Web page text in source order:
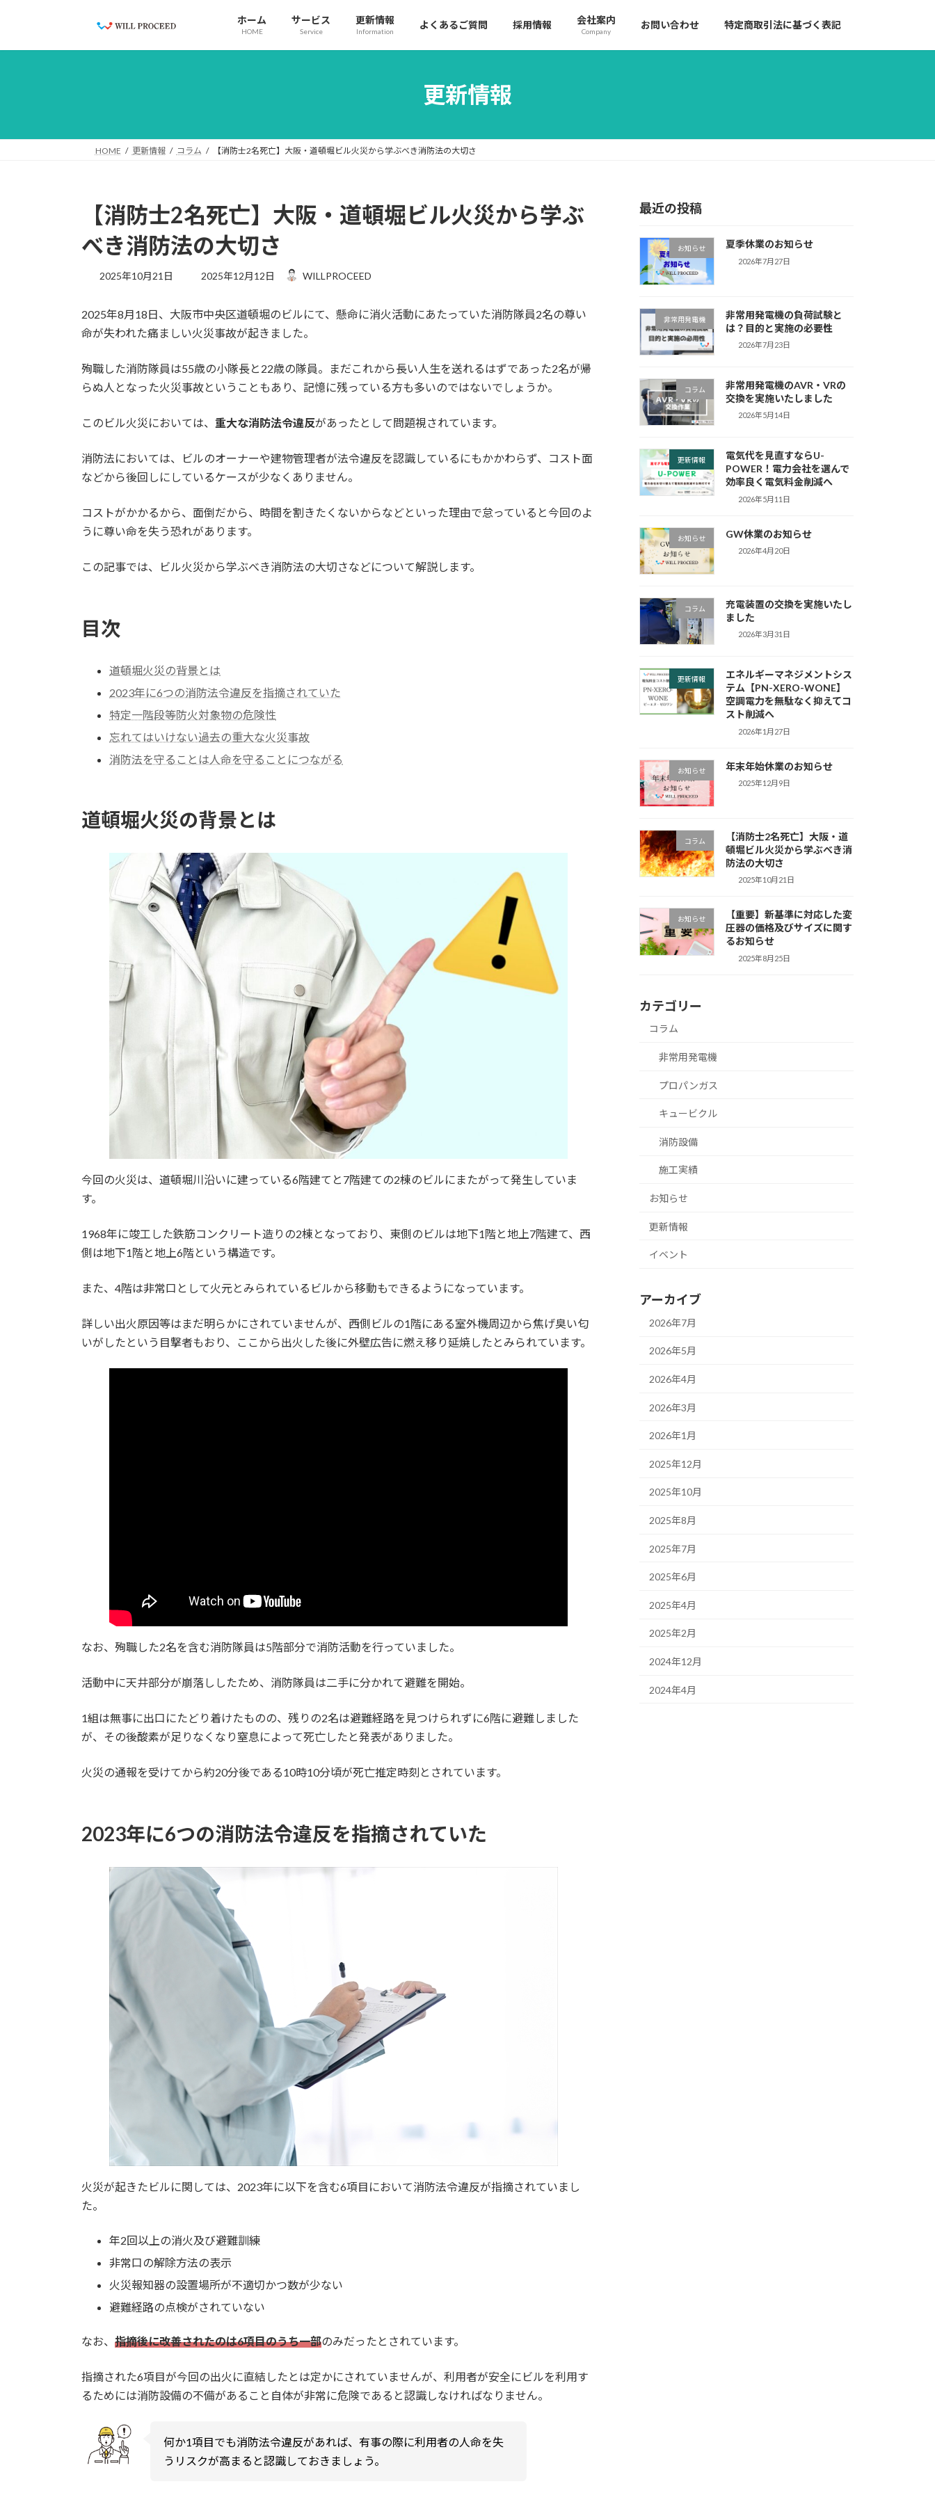
ッ
移
ホーム
HOME
サービス
Service
更新情報
Information
よくあるご質問 採用情報 会社案内
Company
お問い合わせ 特定商取引法に基づく表記
更新情報
HOME 更新情報 コラム 【消防士2名死亡】大阪・道頓堀ビル火災から学ぶべき消防法の大切さ
【消防士2名死亡】大阪・道頓堀ビル火災から学ぶ
べき消防法の大切さ
2025年10月21日
最
新
日
時
2025年12月12日 WILLPROCEED
2025年8月18日、大阪市中央区道頓堀のビルにて、懸命に消火活動にあたっていた消防隊員2名の尊い
命が失われた痛ましい火災事故が起きました。
殉職した消防隊員は55歳の小隊長と22歳の隊員。まだこれから長い人生を送れるはずであった2名が帰
らぬ人となった火災事故ということもあり、記憶に残っている方も多いのではないでしょうか。
このビル火災においては、 重大な消防法令違反があったとして問題視されています。
消防法においては、ビルのオーナーや建物管理者が法令違反を認識しているにもかかわらず、コスト面
などから後回しにしているケースが少なくありません。
コストがかかるから、面倒だから、時間を割きたくないからなどといった理由で怠っていると今回のよ
うに尊い命を失う恐れがあります。
この記事では、ビル火災から学ぶべき消防法の大切さなどについて解説します。
目次
道頓堀火災の背景とは
2023年に6つの消防法令違反を指摘されていた
特定一階段等防火対象物の危険性
忘れてはいけない過去の重大な火災事故
消防法を守ることは人命を守ることにつながる
道頓堀火災の背景とは
今回の火災は、道頓堀川沿いに建っている6階建てと7階建ての2棟のビルにまたがって発生していま
す。
1968年に竣工した鉄筋コンクリート造りの2棟となっており、東側のビルは地下1階と地上7階建て、西
側は地下1階と地上6階という構造です。
また、4階は非常口として火元とみられているビルから移動もできるようになっています。
詳しい出火原因等はまだ明らかにされていませんが、西側ビルの1階にある室外機周辺から焦げ臭い匂
いがしたという目撃者もおり、ここから出火した後に外壁広告に燃え移り延焼したとみられています。
なお、殉職した2名を含む消防隊員は5階部分で消防活動を行っていました。
活動中に天井部分が崩落ししたため、消防隊員は二手に分かれて避難を開始。
1組は無事に出口にたどり着けたものの、残りの2名は避難経路を見つけられずに6階に避難しました
が、その後酸素が足りなくなり窒息によって死亡したと発表がありました。
火災の通報を受けてから約20分後である10時10分頃が死亡推定時刻とされています。
2023年に6つの消防法令違反を指摘されていた
火災が起きたビルに関しては、2023年に以下を含む6項目において消防法令違反が指摘されていまし
た。
年2回以上の消火及び避難訓練
非常口の解除方法の表示
火災報知器の設置場所が不適切かつ数が少ない
避難経路の点検がされていない
なお、 指摘後に改善されたのは6項目のうち一部のみだったとされています。
指摘された6項目が今回の出火に直結したとは定かにされていませんが、利用者が安全にビルを利用す
るためには消防設備の不備があること自体が非常に危険であると認識しなければなりません。
何か1項目でも消防法令違反があれば、有事の際に利用者の人命を失
うリスクが高まると認識しておきましょう。
最近の投稿
お知らせ 夏季休業のお知らせ
2026年7月27日
非常用発電機
非常用発電機の負荷試験と
は？目的と実施の必要性
2026年7月23日
コラム
非常用発電機のAVR・VRの
交換を実施いたしました
2026年5月14日
更新情報
電気代を見直すならU-
POWER！電力会社を選んで
効率良く電気料金削減へ
2026年5月11日
お知らせ GW休業のお知らせ
2026年4月20日
コラム
充電装置の交換を実施いたし
ました
2026年3月31日
更新情報
エネルギーマネジメントシス
テム【PN-XERO-WONE】
空調電力を無駄なく抑えてコ
スト削減へ
2026年1月27日
お知らせ 年末年始休業のお知らせ
2025年12月9日
コラム
【消防士2名死亡】大阪・道
頓堀ビル火災から学ぶべき消
防法の大切さ
2025年10月21日
お知らせ
【重要】新基準に対応した変
圧器の価格及びサイズに関す
るお知らせ
2025年8月25日
カテゴリー
コラム
非常用発電機
プロパンガス
キュービクル
消防設備
施工実績
お知らせ
更新情報
イベント
アーカイブ
2026年7月
2026年5月
2026年4月
2026年3月
2026年1月
2025年12月
2025年10月
2025年8月
2025年7月
2025年6月
2025年4月
2025年2月
2024年12月
2024年4月